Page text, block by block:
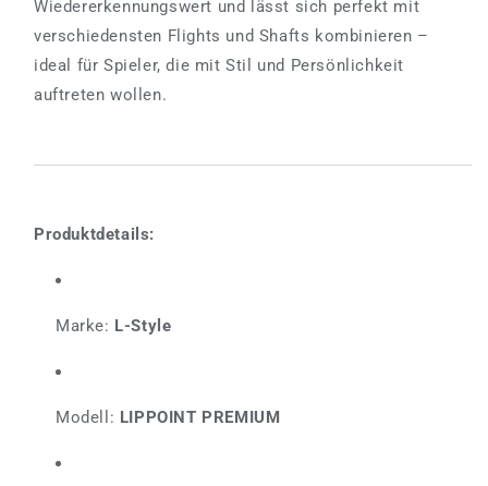
Wiedererkennungswert und lässt sich perfekt mit
verschiedensten Flights und Shafts kombinieren –
ideal für Spieler, die mit Stil und Persönlichkeit
auftreten wollen.
Produktdetails:
Marke: L-Style
Modell: LIPPOINT PREMIUM